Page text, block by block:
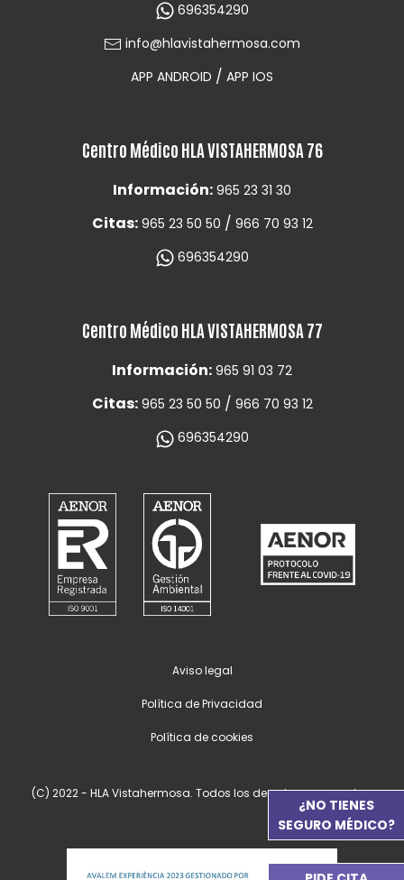
696354290
info@hlavistahermosa.com
APP ANDROID / APP IOS
Centro Médico HLA VISTAHERMOSA 76
Información: 965 23 31 30
Citas: 965 23 50 50 / 966 70 93 12
696354290
Centro Médico HLA VISTAHERMOSA 77
Información: 965 91 03 72
Citas: 965 23 50 50 / 966 70 93 12
696354290
(C) 2022 - HLA Vistahermosa. Todos los derechos reservados.
Aviso legal
Política de Privacidad
Política de cookies
¿NO TIENES
SEGURO MÉDICO?